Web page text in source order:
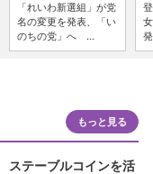
「れいわ新選組」が党
名の変更を発表、「い
のちの党」へ ...
もっと見る
テーブルコインを活